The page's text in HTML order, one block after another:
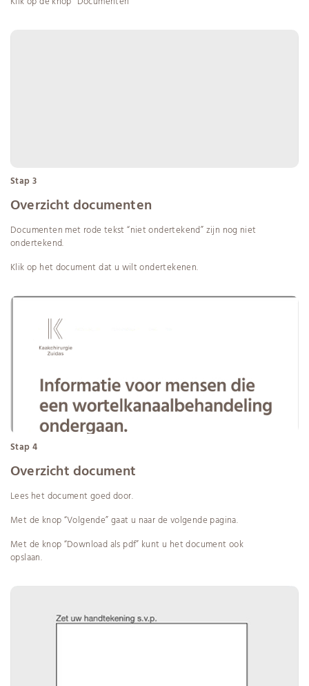
Stap 3
Overzicht documenten
Documenten met rode tekst “niet ondertekend” zijn nog niet
ondertekend.
Klik op het document dat u wilt ondertekenen.
Stap 4
Overzicht document
Lees het document goed door.
Met de knop “Volgende” gaat u naar de volgende pagina.
Met de knop “Download als pdf” kunt u het document ook
opslaan.